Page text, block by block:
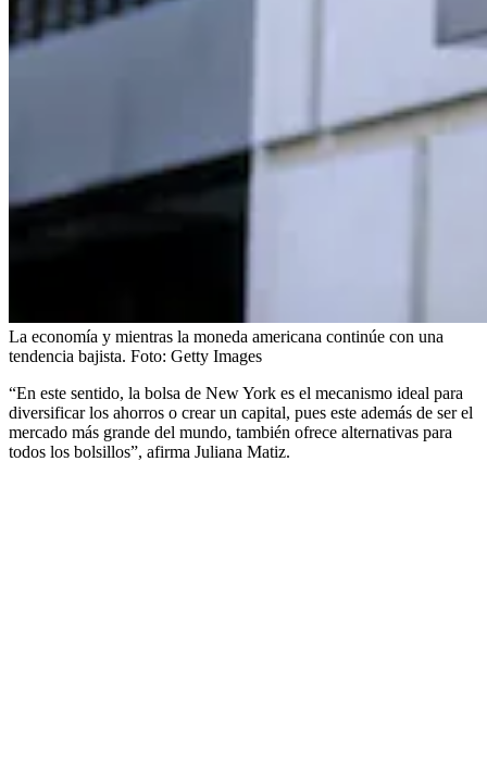
La economía y mientras la moneda americana continúe con una
tendencia bajista. Foto: Getty Images
“En este sentido, la bolsa de New York es el mecanismo ideal para
diversificar los ahorros o crear un capital, pues este además de ser el
mercado más grande del mundo, también ofrece alternativas para
todos los bolsillos”, afirma Juliana Matiz.